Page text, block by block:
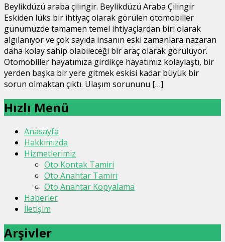
Beylikdüzü araba çilingir. Beylikdüzü Araba Çilingir
Eskiden lüks bir ihtiyaç olarak görülen otomobiller
günümüzde tamamen temel ihtiyaçlardan biri olarak
algılanıyor ve çok sayıda insanın eski zamanlara nazaran
daha kolay sahip olabileceği bir araç olarak görülüyor.
Otomobiller hayatımıza girdikçe hayatımız kolaylaştı, bir
yerden başka bir yere gitmek eskisi kadar büyük bir
sorun olmaktan çıktı. Ulaşım sorununu […]
Hızlı Menü
Anasayfa
Hakkımızda
Hizmetlerimiz
Oto Kontak Tamiri
Oto Anahtar Tamiri
Oto Anahtar Kopyalama
Haberler
İletişim
Arşivler